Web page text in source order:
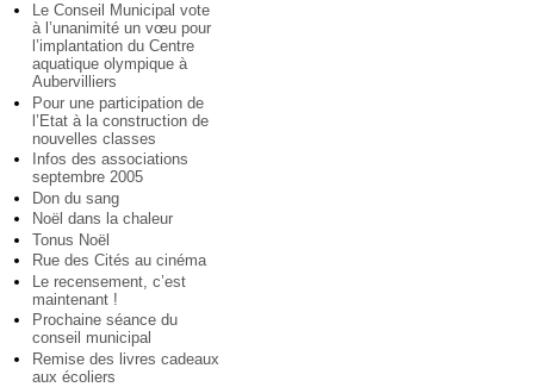
Le Conseil Municipal vote
à l’unanimité un vœu pour
l’implantation du Centre
aquatique olympique à
Aubervilliers
Pour une participation de
l’Etat à la construction de
nouvelles classes
Infos des associations
septembre 2005
Don du sang
Noël dans la chaleur
Tonus Noël
Rue des Cités au cinéma
Le recensement, c’est
maintenant !
Prochaine séance du
conseil municipal
Remise des livres cadeaux
aux écoliers